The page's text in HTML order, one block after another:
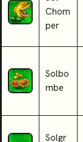
Chom
per
Solbo
mbe
Solgr